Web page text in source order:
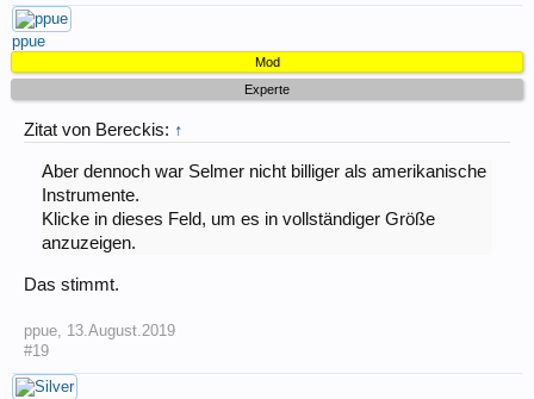
ppue
Mod
Experte
Zitat von Bereckis: ↑
Aber dennoch war Selmer nicht billiger als amerikanische
Instrumente.
Klicke in dieses Feld, um es in vollständiger Größe
anzuzeigen.
Das stimmt.
ppue, 13.August.2019
#19